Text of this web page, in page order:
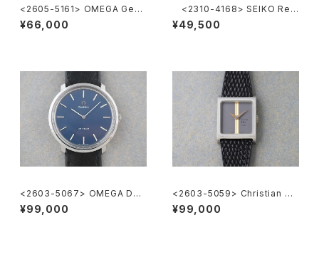
<2605-5161> OMEGA Gene
ve
¥66,000
<2310-4168> SEIKO Ref.
2419-0010
¥49,500
<2603-5067> OMEGA DE-
VILLE
¥99,000
<2603-5059> Christian Di
or
¥99,000